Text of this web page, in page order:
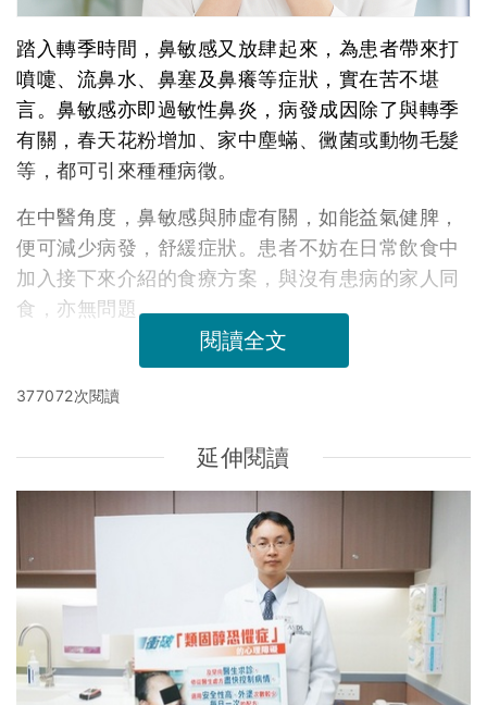
踏入轉季時間，鼻敏感又放肆起來，為患者帶來打
噴嚏、流鼻水、鼻塞及鼻癢等症狀，實在苦不堪
言。鼻敏感亦即過敏性鼻炎，病發成因除了與轉季
有關，春天花粉增加、家中塵蟎、黴菌或動物毛髮
等，都可引來種種病徵。
在中醫角度，鼻敏感與肺虛有關，如能益氣健脾，
便可減少病發，舒緩症狀。患者不妨在日常飲食中
加入接下來介紹的食療方案，與沒有患病的家人同
食，亦無問題。
閱讀全文
377072次閱讀
延伸閱讀